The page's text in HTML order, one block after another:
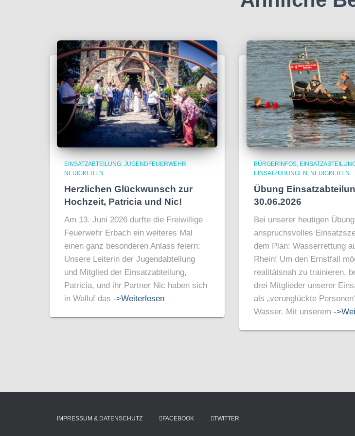
EINSATZABTEILUNG JUGENDFEUERWEHR
NEUIGKEITEN
Herzlichen Glückwunsch zur
Hochzeit, Patricia und Nic!
Am 13. Juni 2026 durfte die Freiwillige
Feuerwehr Erbach ein weiteres Mal
einen ganz besonderen Anlass feiern:
Unsere Leiterin der Jugendabteilung
und Mitglied der Einsatzabteilung,
Patricia, und ihr Partner Nic haben sich
in Walluf das ->Weiterlesen
BÜRGERINFOS
EINSATZÜBUNGEN
NEUIGKEITEN
Übung
30.06.2026
Bei unserer heutigen
anspruchsvolles
dem Plan: Wasserrettung
Rhein! Um den Ernstfall
realitätsnah zu trainieren,
drei Mitglieder unserer
als „verunglückte
Wasser. Mit unserem -
IMPRESSUM & DATENSCHUTZ FACEBOOK TWITTER